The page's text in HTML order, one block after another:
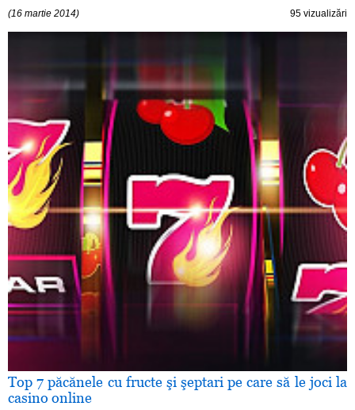
(16 martie 2014) 95 vizualizări
Top 7 păcănele cu fructe şi şeptari pe care să le joci la
casino online